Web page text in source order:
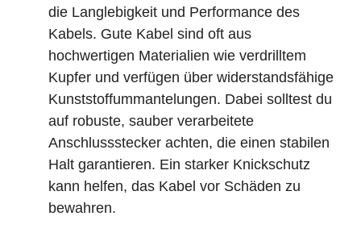
die Langlebigkeit und Performance des
Kabels. Gute Kabel sind oft aus
hochwertigen Materialien wie verdrilltem
Kupfer und verfügen über widerstandsfähige
Kunststoffummantelungen. Dabei solltest du
auf robuste, sauber verarbeitete
Anschlussstecker achten, die einen stabilen
Halt garantieren. Ein starker Knickschutz
kann helfen, das Kabel vor Schäden zu
bewahren.